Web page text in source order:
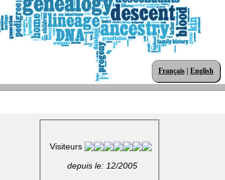
Français| English
Visiteurs
depuis le: 12/2005